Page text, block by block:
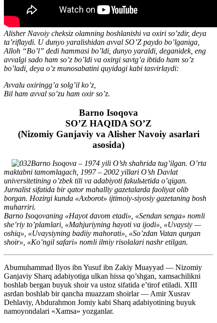
Alisher Navoiy cheksiz olamning boshlanishi va oxiri so’zdir, deya
ta’riflaydi. U dunyo yaralishidan avval SO’Z paydo bo’lganiga,
Alloh “Bo’l” dedi hammasi bo’ldi, dunyo yaraldi, deganidek, eng
avvalgi sado ham so’z bo’ldi va oxirgi savtg’a ibtido ham so’z
bo’ladi, deya o’z munosabatini quyidagi kabi tasvirlaydi:
Avvalu oxiringg’a solg’il ko’z,
Bil ham avval so’zu ham oxir so’z.
Barno Isoqova
SO’Z HAQIDA SO’Z
(Nizomiy Ganjaviy va Alisher Navoiy asarlari
asosida)
Barno Isoqova – 1974 yili O’sh shahrida tug’ilgan. O’rta
maktabni tamomlagach, 1997 – 2002 yillari O’sh Davlat
universitetining o’zbek tili va adabiyoti fakulьtetida o’qigan.
Jurnalist sifatida bir qator mahalliy gazetalarda faoliyat olib
borgan. Hozirgi kunda «Axborot» ijtimoiy-siyosiy gazetaning bosh
muharriri.
Barno Isoqovaning «Hayot davom etadi», «Sendan senga» nomli
she’riy to’plamlari, «Mahjuriyning hayoti va ijodi», «Uvaysiy —
oshiq», «Uvaysiyning badiiy mahorati», «So’zdan Vatan qurgan
shoir», «Ko’ngil safari» nomli ilmiy risolalari nashr etilgan.
Abumuhammad Ilyos ibn Yusuf ibn Zakiy Muayyad — Nizomiy
Ganjaviy Sharq adabiyotiga ulkan hissa qo’shgan, xamsachilikni
boshlab bergan buyuk shoir va ustoz sifatida e’tirof etiladi. XIII
asrdan boshlab bir qancha muazzam shoirlar — Amir Xusrav
Dehlaviy, Abdurahmon Jomiy kabi Sharq adabiyotining buyuk
namoyondalari «Xamsa» yozganlar.